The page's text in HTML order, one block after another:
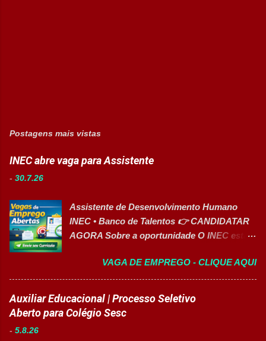
Postagens mais vistas
INEC abre vaga para Assistente
- 30.7.26
Assistente de Desenvolvimento Humano
INEC • Banco de Talentos 👉 CANDIDATAR
AGORA Sobre a oportunidade O INEC está
Talentos da função de Assistente de
Desenvolvimento Humano . O profissional
dará suporte às atividades de Recursos
Humanos, recrutamento e seleção,
administração de pessoal e atendimento aos
VAGA DE EMPREGO - CLIQUE AQUI
Auxiliar Educacional | Processo Seletivo
Aberto para Colégio Sesc
- 5.8.26